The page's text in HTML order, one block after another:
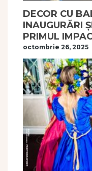
DECOR CU
INAUGURĂRI
PRIMUL
octombrie 26, 2025